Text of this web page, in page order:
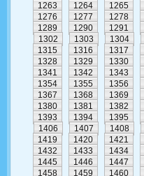
1263
1264 1265
1276
1277 1278
1289
1290 1291
1302
1303 1304
1315
1316 1317
1328
1329 1330
1341
1342 1343
1354
1355 1356
1367
1368 1369
1380
1381 1382
1393
1394 1395
1406
1407 1408
1419
1420 1421
1432
1433 1434
1445
1446 1447
1458
1459 1460